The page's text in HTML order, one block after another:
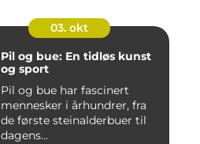
03. okt
Pil og bue: En tidløs kunst
og sport
Pil og bue har fascinert
mennesker i århundrer, fra
de første steinalderbuer til
dagens...